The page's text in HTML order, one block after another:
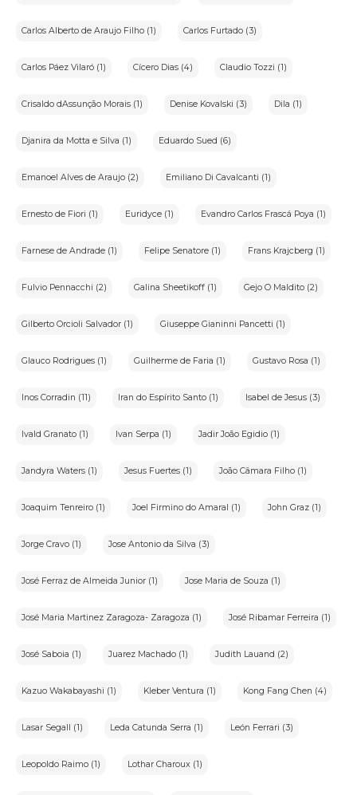
Carlos Alberto de Araujo Filho (1) Carlos Furtado (3)
Carlos Páez Vilaró (1) Cícero Dias (4) Claudio Tozzi (1)
Crisaldo dAssunção Morais (1) Denise Kovalski (3) Dila (1)
Djanira da Motta e Silva (1) Eduardo Sued (6)
Emanoel Alves de Araujo (2) Emiliano Di Cavalcanti (1)
Ernesto de Fiori (1) Euridyce (1) Evandro Carlos Frascá Poya (1)
Farnese de Andrade (1) Felipe Senatore (1) Frans Krajcberg (1)
Fulvio Pennacchi (2) Galina Sheetikoff (1) Gejo O Maldito (2)
Gilberto Orcioli Salvador (1) Giuseppe Gianinni Pancetti (1)
Glauco Rodrigues (1) Guilherme de Faria (1) Gustavo Rosa (1)
Inos Corradin (11) Iran do Espírito Santo (1) Isabel de Jesus (3)
Ivald Granato (1) Ivan Serpa (1) Jadir João Egidio (1)
Jandyra Waters (1) Jesus Fuertes (1) João Câmara Filho (1)
Joaquim Tenreiro (1) Joel Firmino do Amaral (1) John Graz (1)
Jorge Cravo (1) Jose Antonio da Silva (3)
José Ferraz de Almeida Junior (1) Jose Maria de Souza (1)
José Maria Martinez Zaragoza- Zaragoza (1) José Ribamar Ferreira (1)
José Saboia (1) Juarez Machado (1) Judith Lauand (2)
Kazuo Wakabayashi (1) Kleber Ventura (1) Kong Fang Chen (4)
Lasar Segall (1) Leda Catunda Serra (1) León Ferrari (3)
Leopoldo Raimo (1) Lothar Charoux (1)